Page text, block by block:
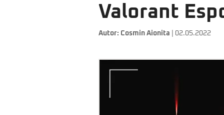
Valorant
Autor: Cosmin Aionita | 02.05.2022